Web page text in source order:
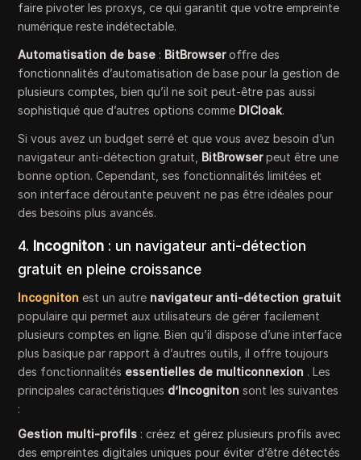
faire pivoter les proxys, ce qui garantit que votre empreinte
numérique reste indétectable.
Automatisation de base : BitBrowseroffre des
fonctionnalités d’automatisation de base pour la gestion de
plusieurs comptes, bien qu’il ne soit peut-être pas aussi
sophistiqué que d’autres options comme DICloak.
Si vous avez un budget serré et que vous avez besoin d’un
navigateur anti-détection gratuit, BitBrowserpeut être une
bonne option. Cependant, ses fonctionnalités limitées et
son interface déroutante peuvent ne pas être idéales pour
des besoins plus avancés.
4. Incogniton : un navigateur anti-détection
gratuit en pleine croissance
Incogniton est un autre navigateur anti-détection gratuit
populaire qui permet aux utilisateurs de gérer facilement
plusieurs comptes en ligne. Bien qu’il dispose d’une interface
plus basique par rapport à d’autres outils, il offre toujours
des fonctionnalités essentielles de multiconnexion . Les
principales caractéristiques d’Incogniton sont les suivantes
:
Gestion multi-profils : créez et gérez plusieurs profils avec
des empreintes digitales uniques pour éviter d’être détectés